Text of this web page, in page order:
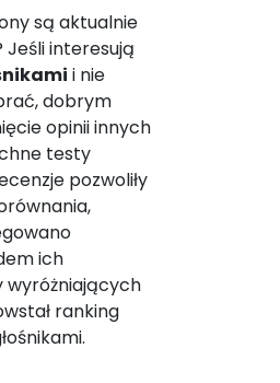
są aktualnie
Jeśli interesują
i nie
dobrym
opinii innych
testy
pozwoliły
ich
wyróżniających
ranking